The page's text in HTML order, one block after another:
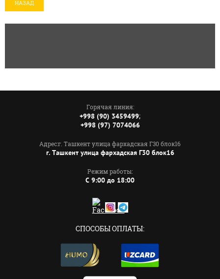
НАЗАД
Горячая линия:
+998 (90) 3459499;
+998 (97) 7074066
Адрес:г. Ташкент улица фархадская Г30 блок16
г. Ташкент улица фархадская Г30 блок16
Режим работы:
C 9:00 до 18:00
СПОСОБЫ ОПЛАТЫ: